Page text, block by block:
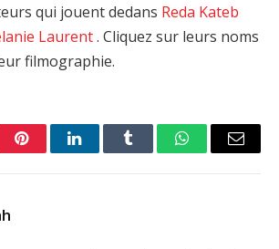
qui jouent dedans Reda Kateb
Laurent. Cliquez sur leurs noms
filmographie.
PinterestLinkedInTumblr WhatsAppEmail